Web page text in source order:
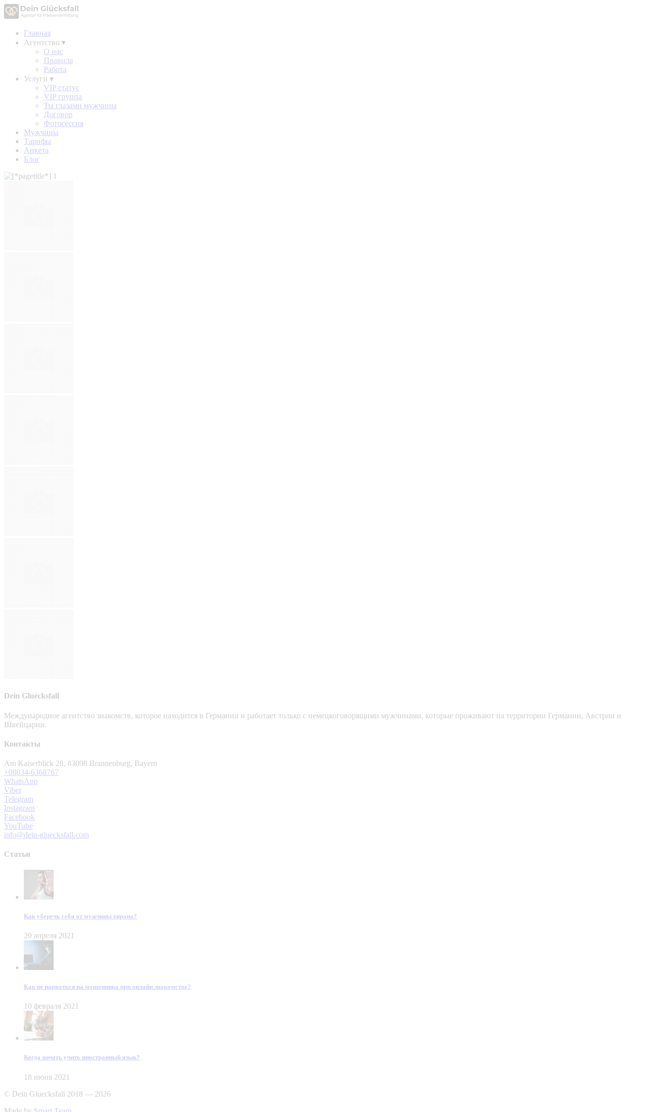
Главная
Агентство ▾
О нас
Правила
Работа
Услуги ▾
VIP статус
VIP группа
Ты глазами мужчины
Договор
Фотосессия
Мужчины
Тарифы
Анкета
Блог
Dein Gluecksfall
Международное агентство знакомств, которое находится в Германии и работает только с немецкоговорящими мужчинами, которые проживают на территории Германии, Австрии и
Швейцарии.
Контакты
Am Kaiserblick 28, 83098 Brannenburg, Bayern
+08034-6368767
WhatsApp
Viber
Telegram
Instagram
Facebook
YouTube
info@dein-gluecksfall.com
Статьи
Как уберечь себя от мужчины тирана?
20 апреля 2021
Как не нарваться на мошенника при онлайн знакомстве?
10 февраля 2021
Когда начать учить иностранный язык?
18 июня 2021
© Dein Gluecksfall 2018 — 2026